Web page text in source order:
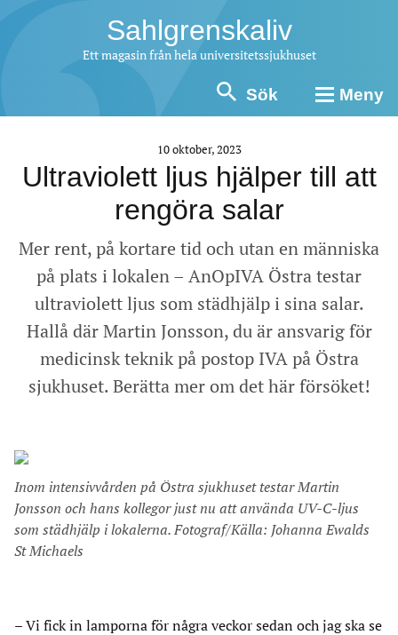
Sahlgrenskaliv
Ett magasin från hela universitetssjukhuset
Sök Meny
10 oktober, 2023
Ultraviolett ljus hjälper till att
rengöra salar
Mer rent, på kortare tid och utan en människa
på plats i lokalen – AnOpIVA Östra testar
ultraviolett ljus som städhjälp i sina salar.
Hallå där Martin Jonsson, du är ansvarig för
medicinsk teknik på postop IVA på Östra
sjukhuset. Berätta mer om det här försöket!
Inom intensivvården på Östra sjukhuset testar Martin
Jonsson och hans kollegor just nu att använda UV-C-ljus
som städhjälp i lokalerna. Fotograf/Källa: Johanna Ewalds
St Michaels
– Vi fick in lamporna för några veckor sedan och jag ska se